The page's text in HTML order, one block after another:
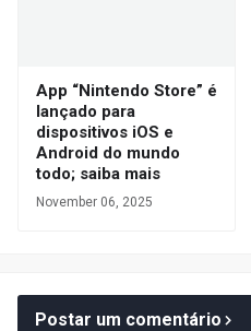
App “Nintendo Store” é
lançado para
dispositivos iOS e
Android do mundo
todo; saiba mais
November 06, 2025
Postar um comentário